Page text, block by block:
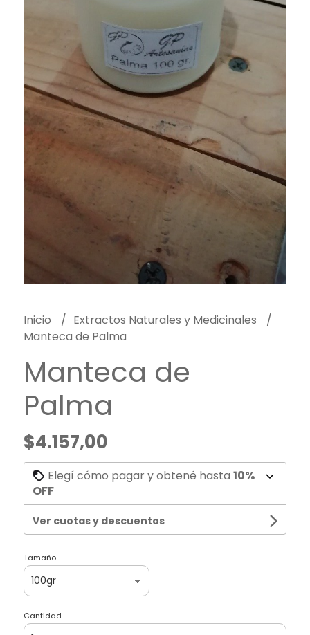
Inicio
Extractos Naturales y Medicinales
Manteca de Palma
Manteca de
Palma
$4.157,00
Elegí cómo pagar y obtené hasta 10%
OFF
Ver cuotas y descuentos
Tamaño
Cantidad